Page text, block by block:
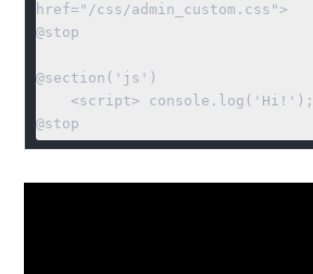
href="/css/admin_custom.css">
@stop
@section('js')
@stop